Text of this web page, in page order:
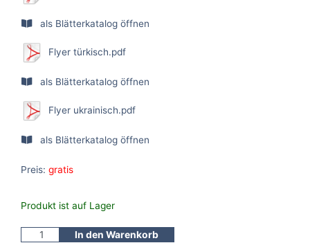
als Blätterkatalog öffnen
Flyer türkisch.pdf
als Blätterkatalog öffnen
Flyer ukrainisch.pdf
als Blätterkatalog öffnen
Preis: gratis
Produkt ist auf Lager
In den Warenkorb